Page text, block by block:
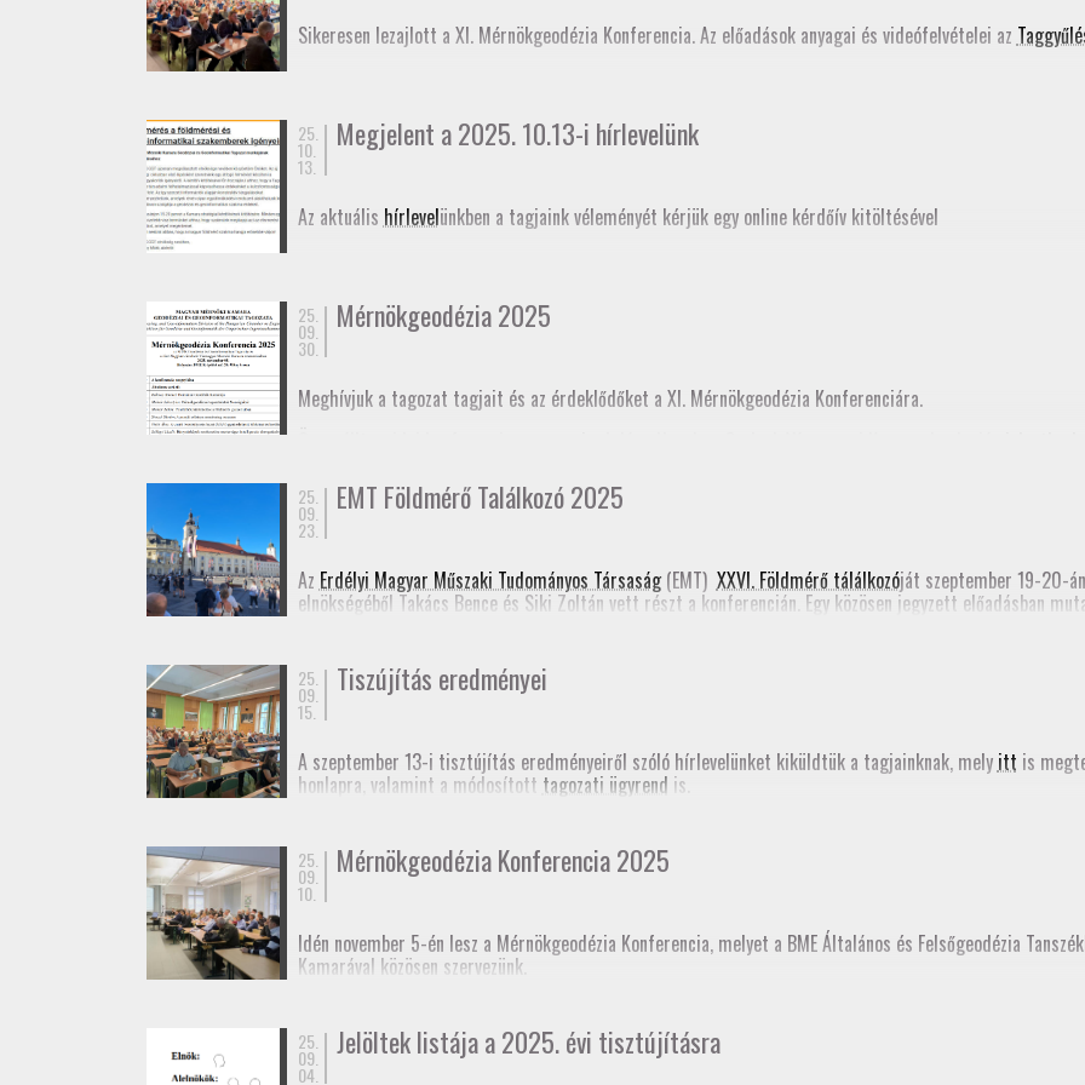
November 27-én azAlaponthálózati tudástár bővítése című szakmai továbbképzés programjában is
elmozdulásának vizsgálatáról.
Sikeresen lezajlott a XI. Mérnökgeodézia Konferencia. Az előadások anyagai és videófelvételei az
25.
10.
13.
Megjelent a 2025. 10.13-i hírlevelünk
Az aktuális hírlevelünkben a tagjaink véleményét kérjük egy online kérdőív kitöltésével
25.
09.
30.
Mérnökgeodézia 2025
Meghívjuk a tagozat tagjait és az érdeklődőket a XI. Mérnökgeodézia Konferenciára.
Meghívó
25.
09.
23.
EMT Földmérő Találkozó 2025
Az Erdélyi Magyar Műszaki Tudományos Társaság(EMT) XXVI. Földmérő tálálkozóját szeptember 19-20-
elnökségéből Takács Bence és Siki Zoltán vett részt a konferencián. Egy közösen jegyzett előadásban
25.
09.
15.
Tiszújítás eredményei
A szeptember 13-i tisztújítás eredményeiről szóló hírlevelünket kiküldtük a tagjainknak, mely itt is
honlapra, valamint a módosított tagozati ügyrend is.
25.
09.
10.
Mérnökgeodézia Konferencia 2025
Idén november 5-én lesz a Mérnökgeodézia Konferencia, melyet a BME Általános és Felsőgeodézia
Kamarával közösen szervezünk.
Várjuk még előadók jelentkezését!
25.
09.
04.
Jelöltek listája a 2025. évi tisztújításra